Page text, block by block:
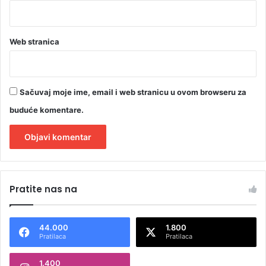
Web stranica
Sačuvaj moje ime, email i web stranicu u ovom browseru za
buduće komentare.
t
n
Pratite nas na
44.000
Pratilaca
1.800
Pratilaca
1.400